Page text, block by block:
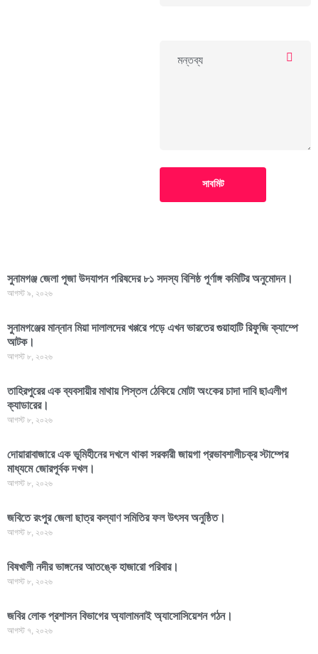
সাবমিট
সুনামগঞ্জ জেলা পূজা উদযাপন পরিষদের ৮১ সদস্য বিশিষ্ঠ পূর্ণাঙ্গ কমিটির অনুমোদন।
আগস্ট ৯, ২০২৬
সুনামগঞ্জের মান্নান মিয়া দালালদের খপ্পরে পড়ে এখন ভারতের গুয়াহাটি রিফুজি ক্যাম্পে
আটক।
আগস্ট ৮, ২০২৬
তাহিরপুরের এক ব্যবসায়ীর মাথায় পিস্তল ঠেকিয়ে মোটা অংকের চাদা দাবি ছাএলীগ
ক্যাডারের।
আগস্ট ৮, ২০২৬
দোয়ারাবাজারে এক ভূমিহীনের দখলে থাকা সরকারী জায়গা প্রভাবশালীচক্র স্টাম্পের
মাধ্যমে জোরপূর্বক দখল।
আগস্ট ৮, ২০২৬
জবিতে রংপুর জেলা ছাত্র কল্যাণ সমিতির ফল উৎসব অনুষ্ঠিত।
আগস্ট ৮, ২০২৬
বিষখালী নদীর ভাঙ্গনের আতঙ্কে হাজারো পরিবার।
আগস্ট ৮, ২০২৬
জবির লোক প্রশাসন বিভাগের অ্যালামনাই অ্যাসোসিয়েশন গঠন।
আগস্ট ৭, ২০২৬